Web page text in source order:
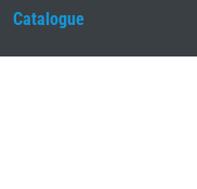
Catalogue